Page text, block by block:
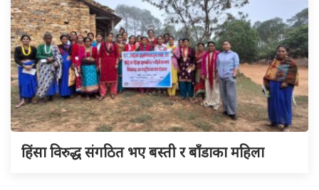
हिंसा विरुद्ध संगठित भए बस्ती र बाँडाका महिला